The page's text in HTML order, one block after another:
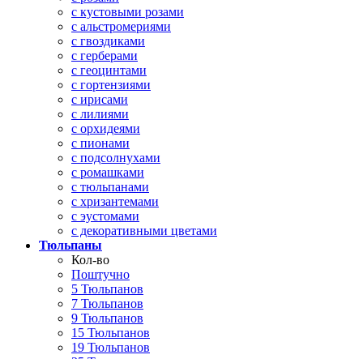
с кустовыми розами
с альстромериями
с гвоздиками
с герберами
с геоцинтами
с гортензиями
с ирисами
с лилиями
с орхидеями
с пионами
с подсолнухами
с ромашками
с тюльпанами
с хризантемами
с эустомами
с декоративными цветами
Тюльпаны
Кол-во
Поштучно
5 Тюльпанов
7 Тюльпанов
9 Тюльпанов
15 Тюльпанов
19 Тюльпанов